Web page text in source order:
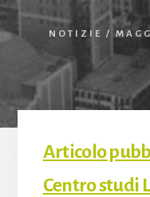
NOTIZIE /
Articolo
Centro studi